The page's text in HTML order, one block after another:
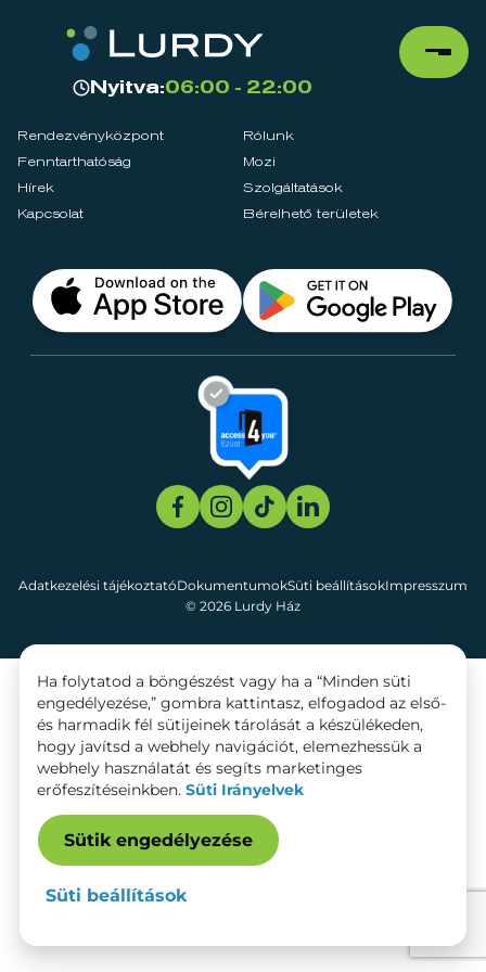
Nyitva:06:00 - 22:00
Rendezvényközpont
Rólunk
Fenntarthatóság
Mozi
Hírek
Szolgáltatások
Kapcsolat
Bérelhető területek
© 2026 Lurdy Ház
Adatkezelési tájékoztatóDokumentumokSüti beállításokImpresszum
Ha folytatod a böngészést vagy ha a “Minden süti
engedélyezése,” gombra kattintasz, elfogadod az első-
és harmadik fél sütijeinek tárolását a készülékeden,
hogy javítsd a webhely navigációt, elemezhessük a
webhely használatát és segíts marketinges
erőfeszítéseinkben. Süti Irányelvek
Sütik engedélyezése
Süti beállítások